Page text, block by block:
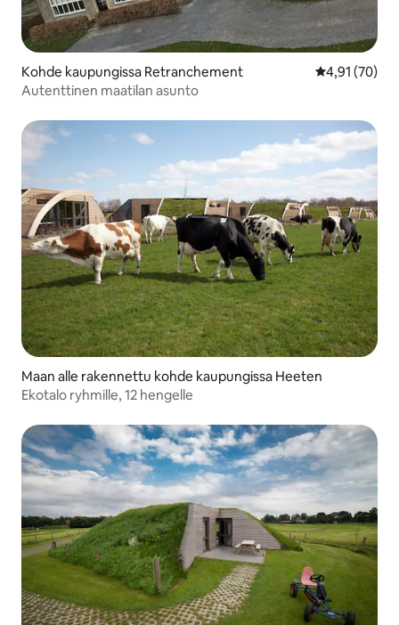
Kohde kaupungissa Retranchement
4,91 (70)
Autenttinen maatilan asunto
Maan alle rakennettu kohde kaupungissa Heeten
Ekotalo ryhmille, 12 hengelle